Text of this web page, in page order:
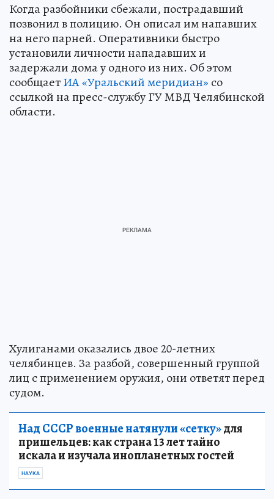
Когда разбойники сбежали, пострадавший
позвонил в полицию. Он описал им напавших
на него парней. Оперативники быстро
установили личности нападавших и
задержали дома у одного из них. Об этом
сообщаетИА «Уральский меридиан» со
ссылкой на пресс-службу ГУ МВД Челябинской
области.
Хулиганами оказались двое 20-летних
челябинцев. За разбой, совершенный группой
лиц с применением оружия, они ответят перед
судом.
Над СССР военные натянули «сетку»для
пришельцев: как страна 13 лет тайно
искала и изучала инопланетных гостей
НАУКА